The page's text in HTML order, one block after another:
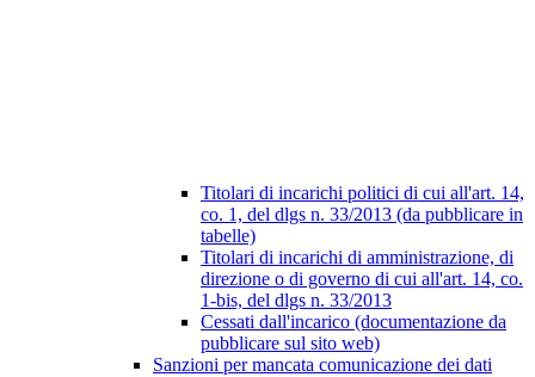
Titolari di incarichi politici di cui all'art. 14,
co. 1, del dlgs n. 33/2013 (da pubblicare in
tabelle)
Titolari di incarichi di amministrazione, di
direzione o di governo di cui all'art. 14, co.
1-bis, del dlgs n. 33/2013
Cessati dall'incarico (documentazione da
pubblicare sul sito web)
Sanzioni per mancata comunicazione dei dati